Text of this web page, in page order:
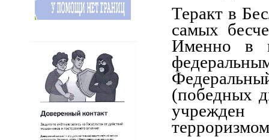
Теракт в
самых
Именно в
(победных